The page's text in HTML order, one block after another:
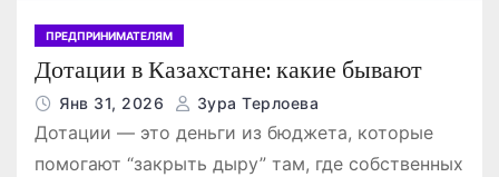
ПРЕДПРИНИМАТЕЛЯМ
Дотации в Казахстане: какие бывают
Янв 31, 2026 Зура Терлоева
Дотации — это деньги из бюджета, которые
помогают “закрыть дыру” там, где собственных